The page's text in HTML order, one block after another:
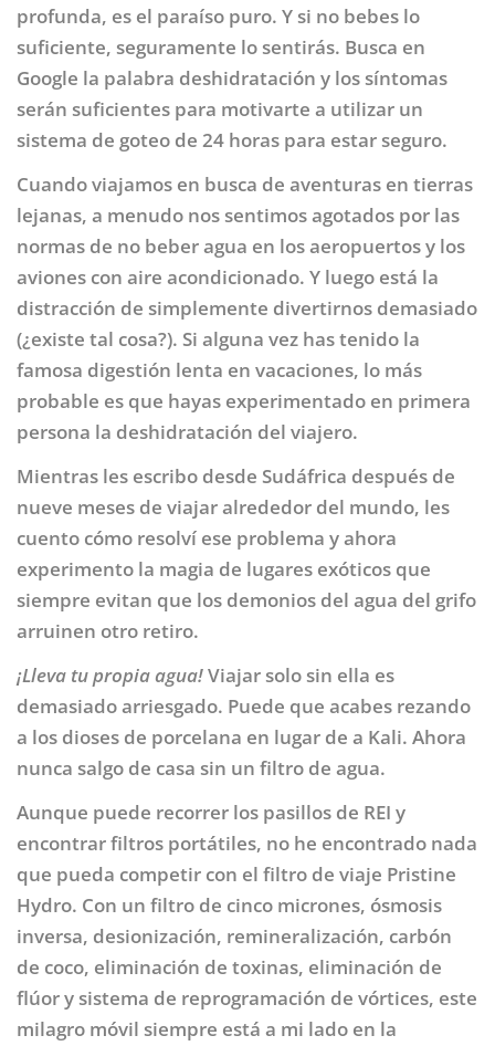
profunda, es el paraíso puro. Y si no bebes lo
suficiente, seguramente lo sentirás. Busca en
Google la palabra deshidratación y los síntomas
serán suficientes para motivarte a utilizar un
sistema de goteo de 24 horas para estar seguro.
Cuando viajamos en busca de aventuras en tierras
lejanas, a menudo nos sentimos agotados por las
normas de no beber agua en los aeropuertos y los
aviones con aire acondicionado. Y luego está la
distracción de simplemente divertirnos demasiado
(¿existe tal cosa?). Si alguna vez has tenido la
famosa digestión lenta en vacaciones, lo más
probable es que hayas experimentado en primera
persona la deshidratación del viajero.
Mientras les escribo desde Sudáfrica después de
nueve meses de viajar alrededor del mundo, les
cuento cómo resolví ese problema y ahora
experimento la magia de lugares exóticos que
siempre evitan que los demonios del agua del grifo
arruinen otro retiro.
¡Lleva tu propia agua!Viajar solo sin ella es
demasiado arriesgado. Puede que acabes rezando
a los dioses de porcelana en lugar de a Kali. Ahora
nunca salgo de casa sin un filtro de agua.
Aunque puede recorrer los pasillos de REI y
encontrar filtros portátiles, no he encontrado nada
que pueda competir con el filtro de viaje Pristine
Hydro. Con un filtro de cinco micrones, ósmosis
inversa, desionización, remineralización, carbón
de coco, eliminación de toxinas, eliminación de
flúor y sistema de reprogramación de vórtices, este
milagro móvil siempre está a mi lado en la